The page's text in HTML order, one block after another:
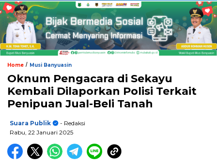
Home / Musi Banyuasin
Oknum Pengacara di Sekayu
Kembali Dilaporkan Polisi Terkait
Penipuan Jual-Beli Tanah
Suara Publik
- Redaksi
Rabu, 22 Januari 2025